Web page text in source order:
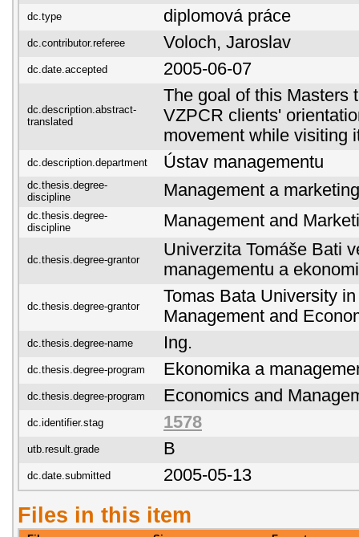
dc.type diplomová práce
dc.contributor.referee Voloch, Jaroslav
dc.date.accepted 2005-06-07
dc.description.abstract-
translated
The goal of this Masters
VZPCR clients'
movement while visiting
dc.description.department Ústav managementu
dc.thesis.degree-
discipline
Management a marketing
dc.thesis.degree-
discipline
Management and
dc.thesis.degree-grantor
Univerzita Tomáše Bati
managementu a
dc.thesis.degree-grantor
Tomas Bata University
Management and
dc.thesis.degree-name Ing.
dc.thesis.degree-program Ekonomika a
dc.thesis.degree-program Economics and
dc.identifier.stag 1578
utb.result.grade B
dc.date.submitted 2005-05-13
Files in this item